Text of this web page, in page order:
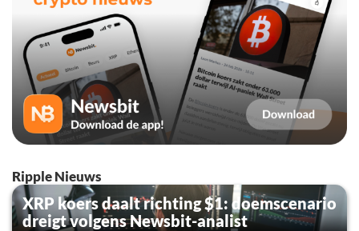
Ripple Nieuws
XRP koers daalt richting $1: doemscenario
dreigt volgens Newsbit-analist